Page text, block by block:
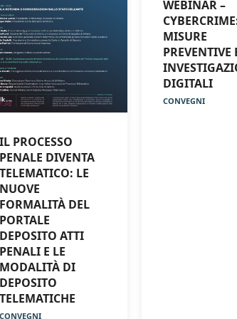
IL PROCESSO
PENALE DIVENTA
TELEMATICO: LE
NUOVE
FORMALITÀ DEL
PORTALE
DEPOSITO ATTI
PENALI E LE
MODALITÀ DI
DEPOSITO
TELEMATICHE
CONVEGNI
WEBINAR –
MISURE
PREVENTIVE
DIGITALI
CONVEGNI